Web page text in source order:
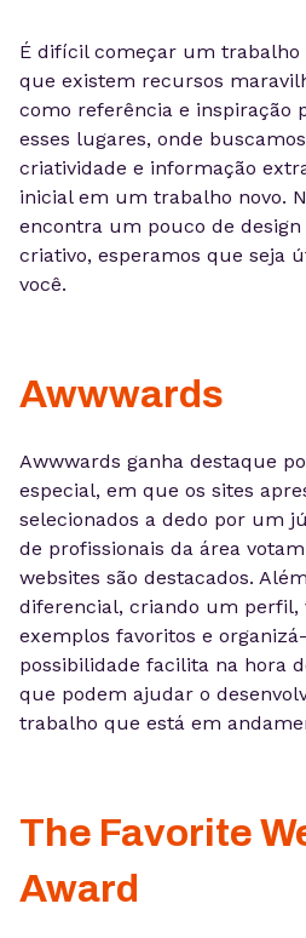
É difícil começar um trabalho
que existem recursos
como referência e inspiração
esses lugares, onde
criatividade e informação
inicial em um trabalho novo.
encontra um pouco de design
criativo, esperamos que seja
você.
Awwwards
Awwwards ganha destaque
especial, em que os sites
selecionados a dedo por um
de profissionais da área
websites são destacados.
diferencial, criando um perfil,
exemplos favoritos e
possibilidade facilita na hora
que podem ajudar o
trabalho que está em
The Favorite
Award